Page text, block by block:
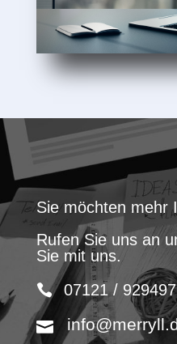
Sie möchten mehr
Rufen Sie uns an
Sie mit uns.
07121 /